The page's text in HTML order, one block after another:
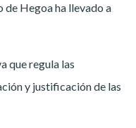
de Hegoa ha llevado a
que regula las
y justificación de las